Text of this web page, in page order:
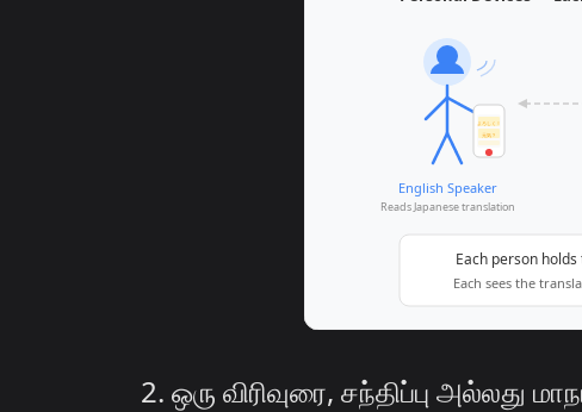
2. ஒரு விரிவுரை, சந்திப்பு அல்லது